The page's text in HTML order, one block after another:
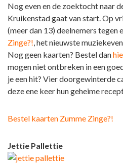
Nog even en de zoektocht naar
Kruikenstad gaat van start. Op
(meer dan 13) deelnemers tegen
Zinge?!, het nieuwste
Nog geen kaarten? Bestel dan
mogen niet ontbreken in een
je een hit? Vier doorgewinterde
deze ene keer hun geheime
Bestel kaarten Zumme Zinge?!
Jettie Pallettie